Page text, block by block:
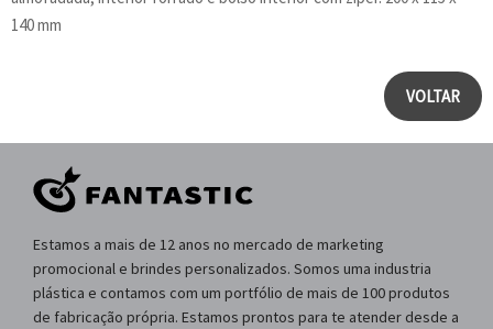
140 mm
VOLTAR
Estamos a mais de 12 anos no mercado de marketing
promocional e brindes personalizados. Somos uma industria
plástica e contamos com um portfólio de mais de 100 produtos
de fabricação própria. Estamos prontos para te atender desde a